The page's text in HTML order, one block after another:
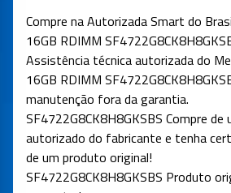
Compre na Autorizada Smart do
16GB RDIMM
Assistência técnica autorizada do
16GB RDIMM
manutenção fora da garantia.
SF4722G8CK8H8GKSBS Compre
autorizado do fabricante e tenha
de um produto original!
SF4722G8CK8H8GKSBS Produto